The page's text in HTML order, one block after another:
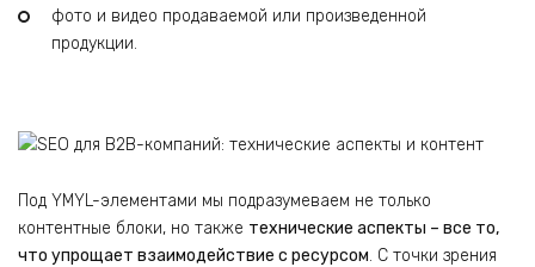
фото и видео продаваемой или произведенной
продукции.
Под YMYL-элементами мы подразумеваем не только
контентные блоки, но также технические аспекты – все то,
что упрощает взаимодействие с ресурсом. С точки зрения